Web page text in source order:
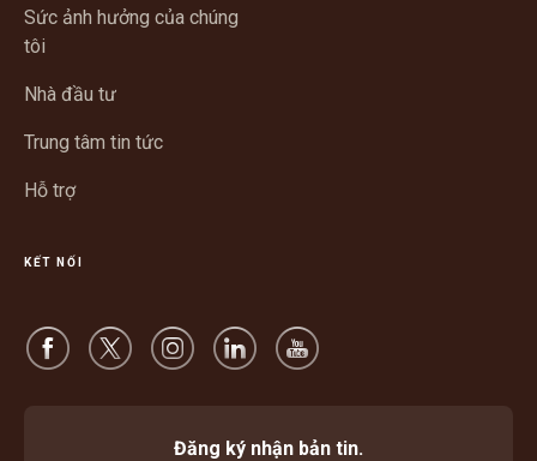
Sức ảnh hưởng của chúng
tôi
Nhà đầu tư
Trung tâm tin tức
Hỗ trợ
KẾT NỐI
Đăng ký nhận bản tin.